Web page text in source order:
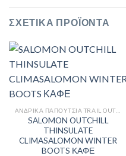
ΣΧΕΤΙΚΆ ΠΡΟΪΌΝΤΑ
ΑΝΔΡΙΚΆ ΠΑΠΟΎΤΣΙΑ TRAIL OUTDOR
SALOMON OUTCHILL
THINSULATE
CLIMASALOMON WINTER
BOOTS ΚΑΦΕ